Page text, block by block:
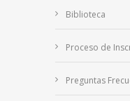
Biblioteca
Proceso de
Preguntas